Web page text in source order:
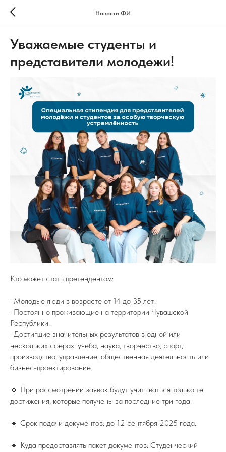
Новости ФИ
Уважаемые студенты и
представители молодежи!
Кто может стать претендентом:
· Молодые люди в возрасте от 14 до 35 лет.
· Постоянно проживающие на территории Чувашской
Республики.
· Достигшие значительных результатов в одной или
нескольких сферах: учеба, наука, творчество, спорт,
производство, управление, общественная деятельность или
бизнес-проектирование.
🔹 При рассмотрении заявок будут учитываться только те
достижения, которые получены за последние три года.
🔹 Срок подачи документов: до 12 сентября 2025 года.
🔹 Куда предоставлять пакет документов: Студенческий